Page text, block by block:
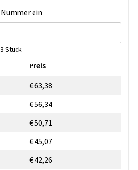
ein
Stück
Preis
€ 63,38
€ 56,34
€ 50,71
€ 45,07
€ 42,26